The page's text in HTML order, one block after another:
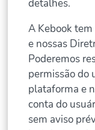
detalhes.
A Kebook
e nossas
Poderemos
permissão do
plataforma e
conta do
sem aviso